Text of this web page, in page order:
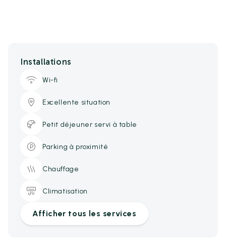
Installations
Wi-fi
Excellente situation
Petit déjeuner servi à table
Parking à proximité
Chauffage
Climatisation
Afficher tous les services